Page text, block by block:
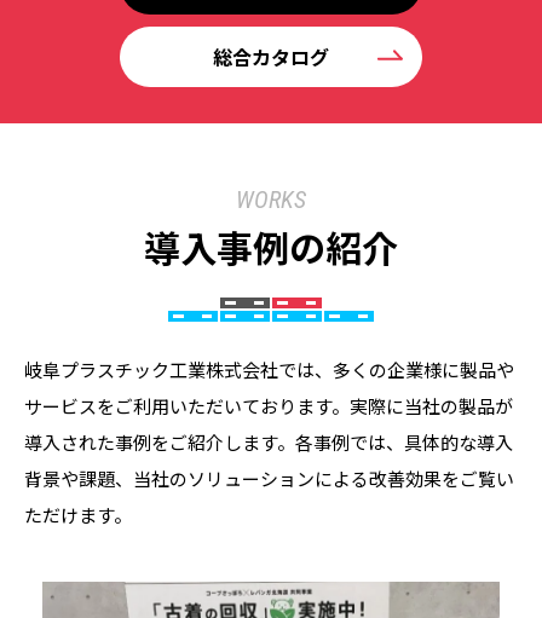
総合カタログ
WORKS
導入事例の紹介
岐阜プラスチック工業株式会社では、多くの企業様に製品や
サービスをご利用いただいております。実際に当社の製品が
導入された事例をご紹介します。各事例では、具体的な導入
背景や課題、当社のソリューションによる改善効果をご覧い
ただけます。